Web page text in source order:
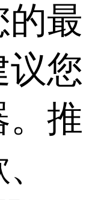
的最
议您
。推